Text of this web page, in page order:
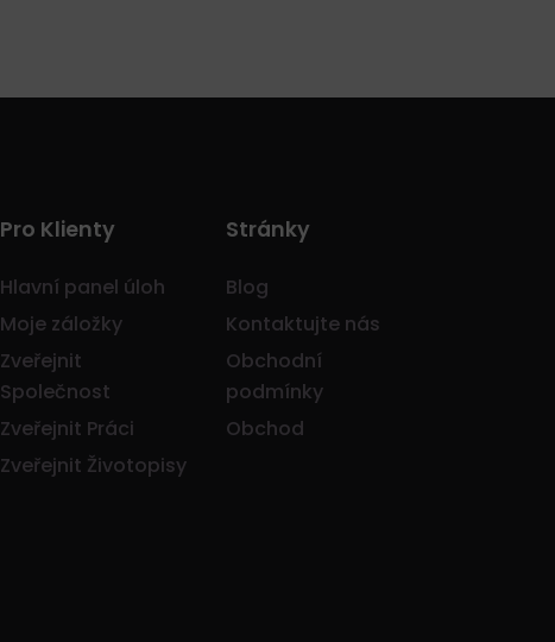
Pro Klienty
Hlavní panel úloh
Moje záložky
Zveřejnit
Společnost
Zveřejnit Práci
Zveřejnit Životopisy
Stránky
Blog
Kontaktujte nás
Obchodní
podmínky
Obchod